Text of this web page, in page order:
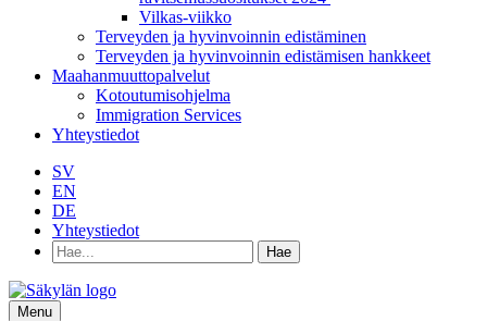
Vilkas-viikko
Terveyden ja hyvinvoinnin edistäminen
Terveyden ja hyvinvoinnin edistämisen hankkeet
Maahanmuuttopalvelut
Kotoutumisohjelma
Immigration Services
Yhteystiedot
SV
EN
DE
Yhteystiedot
Hae
hakusanalla:
Menu